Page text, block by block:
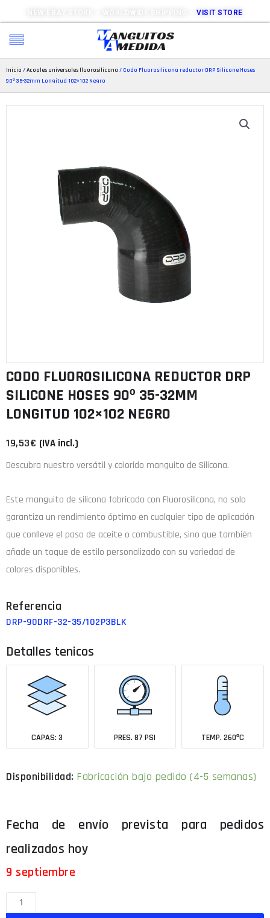
NEW EBAY STORE – WORLDWIDE SHIPPING –VISIT STORE
Inicio /Acoples universales fluorosilicona / Codo Fluorosilicona reductor DRP Silicone Hoses
90º 35-32mm Longitud 102×102 Negro
CODO FLUOROSILICONA REDUCTOR DRP
SILICONE HOSES 90º 35-32MM
LONGITUD 102×102 NEGRO
19,53€ (IVA incl.)
Descubra nuestro versátil y colorido manguito de Silicona.
Este manguito de silicona fabricado con Fluorosilicona, no solo
garantiza un rendimiento óptimo en cualquier tipo de aplicación
que conlleve el paso de aceite o combustible, sino que también
añade un toque de estilo personalizado con su variedad de
colores disponibles.
DRP-90DRF-32-35/102P3BLK
Detalles tenicos
CAPAS: 3 PRES. 87 PSI TEMP. 260ºC
Fabricación bajo pedido (4-5 semanas)
9 septiembre